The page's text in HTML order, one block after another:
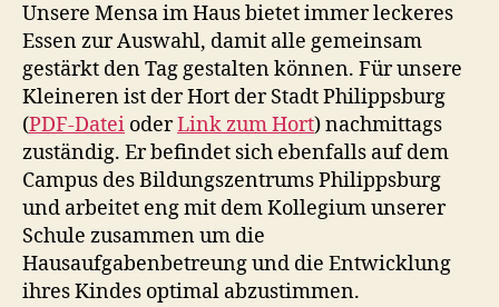
Unsere Mensa im Haus bietet immer leckeres
Essen zur Auswahl, damit alle gemeinsam
gestärkt den Tag gestalten können. Für unsere
Kleineren ist der Hort der Stadt Philippsburg
(PDF-Datei oderLink zum Hort) nachmittags
zuständig. Er befindet sich ebenfalls auf dem
Campus des Bildungszentrums Philippsburg
und arbeitet eng mit dem Kollegium unserer
Schule zusammen um die
Hausaufgabenbetreung und die Entwicklung
ihres Kindes optimal abzustimmen.